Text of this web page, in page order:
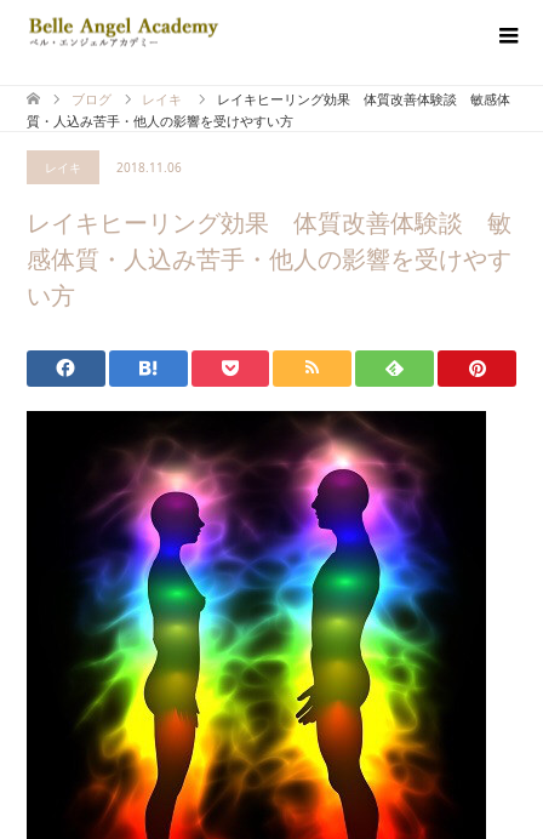
ブログ レイキ
レイキヒーリング効果 体質改善体験談 敏感体
質・人込み苦手・他人の影響を受けやすい方
レイキ 2018.11.06
レイキヒーリング効果 体質改善体験談 敏
感体質・人込み苦手・他人の影響を受けやす
い方